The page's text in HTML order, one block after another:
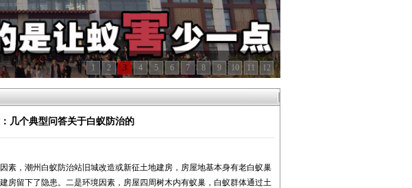
1 2 3 4 5 6 7 8 9 10 11 12
几个典型问答关于白蚁防治的
素，潮州白蚁防治站旧城改造或新征土地建房，房屋地基本身有老白蚁巢
房留下了隐患。二是环境因素，房屋四周树木内有蚁巢，白蚁群体通过土